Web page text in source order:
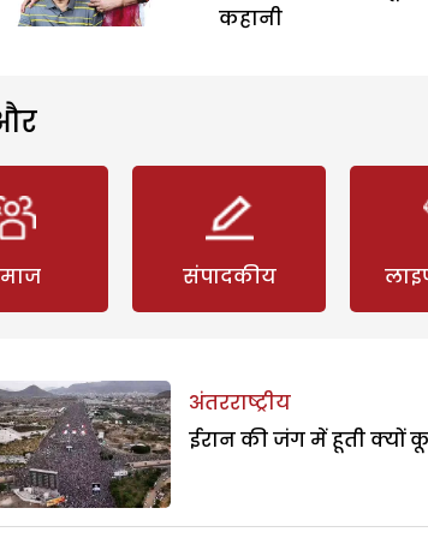
कहानी
संपादकीय
अंतरराष्ट्रीय
ईरान की जंग में हूती क्यों